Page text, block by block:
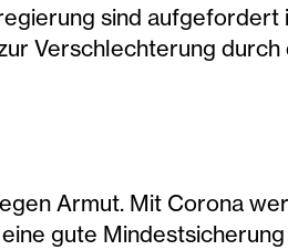
sind aufgefordert
Verschlechterung durch
Armut. Mit Corona
gute